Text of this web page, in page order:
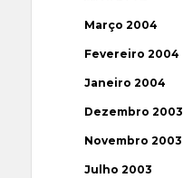
Março 2004
Fevereiro 2004
Janeiro 2004
Dezembro 2003
Novembro 2003
Julho 2003